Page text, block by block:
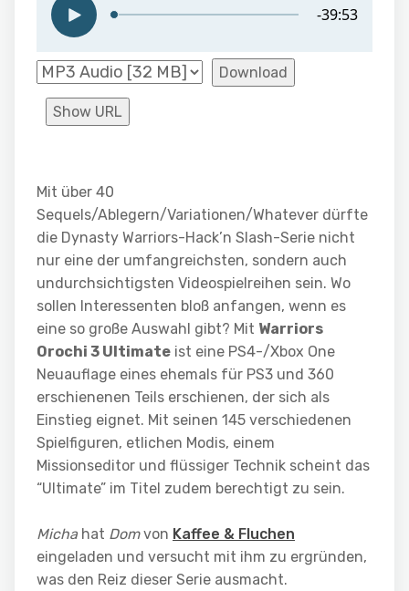
Download
Show URL
Mit über 40
Sequels/Ablegern/Variationen/Whatever dürfte
die Dynasty Warriors-Hack’n Slash-Serie nicht
nur eine der umfangreichsten, sondern auch
undurchsichtigsten Videospielreihen sein. Wo
sollen Interessenten bloß anfangen, wenn es
eine so große Auswahl gibt? Mit Warriors
Orochi 3 Ultimate ist eine PS4-/Xbox One
Neuauflage eines ehemals für PS3 und 360
erschienenen Teils erschienen, der sich als
Einstieg eignet. Mit seinen 145 verschiedenen
Spielfiguren, etlichen Modis, einem
Missionseditor und flüssiger Technik scheint das
“Ultimate” im Titel zudem berechtigt zu sein.
Michahat Domvon Kaffee & Fluchen
eingeladen und versucht mit ihm zu ergründen,
was den Reiz dieser Serie ausmacht.